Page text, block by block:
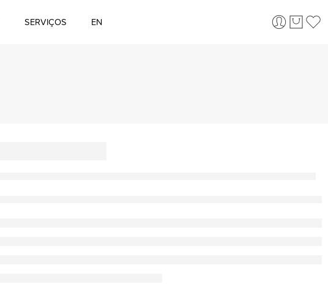
SERVIÇOS EN